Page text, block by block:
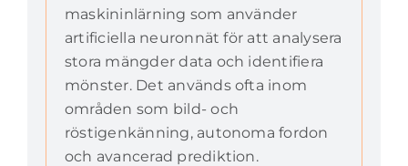
maskininlärning som använder
artificiella neuronnät för att analysera
stora mängder data och identifiera
mönster. Det används ofta inom
områden som bild- och
röstigenkänning, autonoma fordon
och avancerad prediktion.